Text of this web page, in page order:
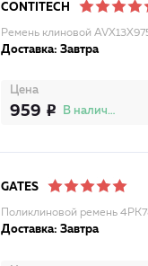
CONTITECH
Ремень клиновой
Доставка: Завтра
Цена
959 В наличии
GATES
Поликлиновой ремень
Доставка: Завтра